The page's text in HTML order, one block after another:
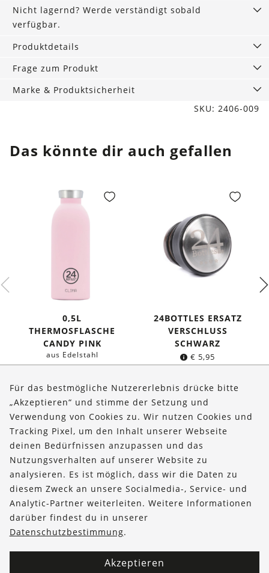
Nicht lagernd? Werde verständigt sobald
verfügbar.
Produktdetails
Frage zum Produkt
Marke & Produktsicherheit
SKU: 2406-009
Das könnte dir auch gefallen
0,5L
THERMOSFLASCHE
CANDY PINK
aus Edelstahl
€34,95Ursprünglicher
war:
€29,95Aktueller
24BOTTLES ERSATZ
VERSCHLUSS
SCHWARZ
€ 5,95
Über uns
Bestellungen
Kontakt & Hilfe
FOLLOW US
Für das bestmögliche Nutzererlebnis drücke bitte
„Akzeptieren“ und stimme der Setzung und
Verwendung von Cookies zu. Wir nutzen Cookies und
Tracking Pixel, um den Inhalt unserer Webseite
deinen Bedürfnissen anzupassen und das
Nutzungsverhalten auf unserer Website zu
analysieren. Es ist möglich, dass wir die Daten zu
diesem Zweck an unsere Socialmedia-, Service- und
Analytic-Partner weiterleiten. Weitere Informationen
darüber findest du in unserer
Datenschutzbestimmung.
Akzeptieren